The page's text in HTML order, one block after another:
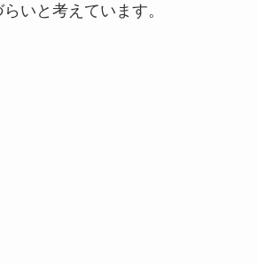
いと考えています。